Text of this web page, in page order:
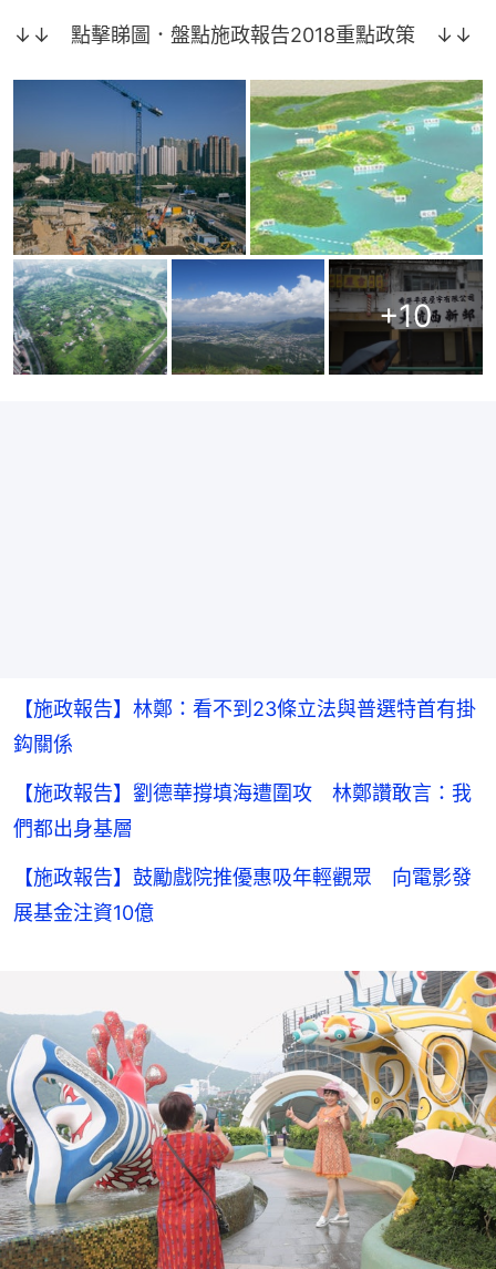
↓↓　點擊睇圖．盤點施政報告2018重點政策　↓↓
+10
【施政報告】林鄭：看不到23條立法與普選特首有掛
鈎關係
【施政報告】劉德華撐填海遭圍攻 林鄭讚敢言：我
們都出身基層
【施政報告】鼓勵戲院推優惠吸年輕觀眾 向電影發
展基金注資10億